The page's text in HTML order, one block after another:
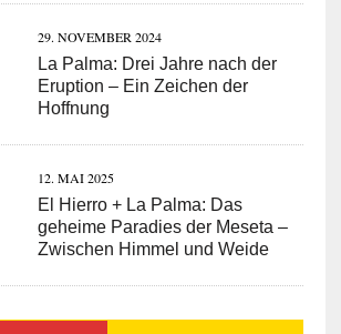
29. NOVEMBER 2024
La Palma: Drei Jahre nach der
Eruption – Ein Zeichen der
Hoffnung
12. MAI 2025
El Hierro + La Palma: Das
geheime Paradies der Meseta –
Zwischen Himmel und Weide